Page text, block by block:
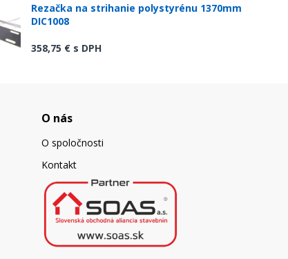
Rezačka na strihanie polystyrénu 1370mm
DIC1008
358,75 € s DPH
O nás
O spoločnosti
Kontakt